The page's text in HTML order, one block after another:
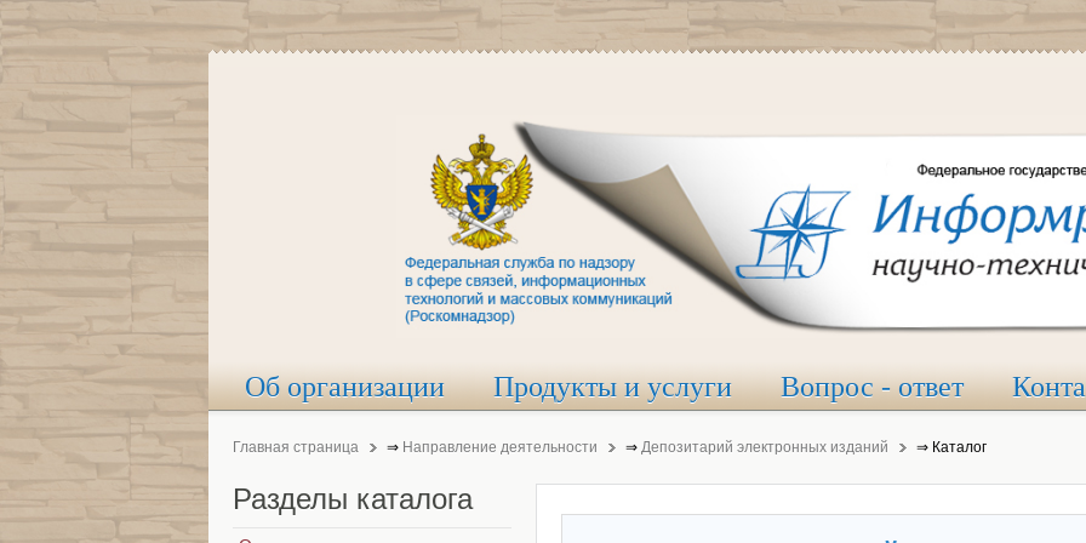
Об организации Продукты и услуги Вопрос - ответ
Главная страница ⇒ Направление деятельности ⇒ Депозитарий электронных изданий ⇒ Каталог
Разделы каталога